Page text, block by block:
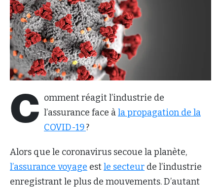
C omment réagit l’industrie de
l’assurance face àla propagation de la
COVID-19?
Alors que le coronavirus secoue la planète,
l’assurance voyage estle secteur de l’industrie
enregistrant le plus de mouvements. D’autant